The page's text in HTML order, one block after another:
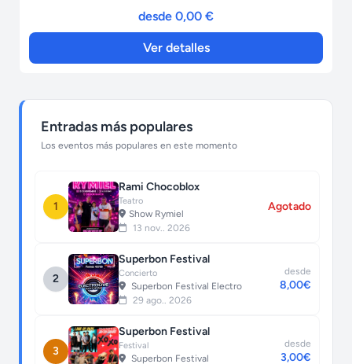
desde 0,00 €
Ver detalles
Entradas más populares
Los eventos más populares en este momento
1
Rami Chocoblox
Teatro
Show Rymiel
13 nov.. 2026
Agotado
2
Superbon Festival
Concierto
Superbon Festival Electro
29 ago.. 2026
desde
8,00€
3
Superbon Festival
Festival
Superbon Festival
desde
3,00€